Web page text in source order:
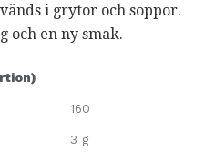
i grytor och soppor.
och en ny smak.
160
3 g